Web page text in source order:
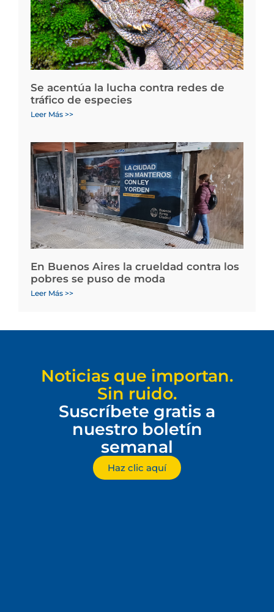
Se acentúa la lucha contra redes de
tráfico de especies
Leer Más >>
En Buenos Aires la crueldad contra los
pobres se puso de moda
Leer Más >>
Noticias que importan.
Sin ruido.
Suscríbete gratis a
nuestro boletín
semanal
Haz clic aquí